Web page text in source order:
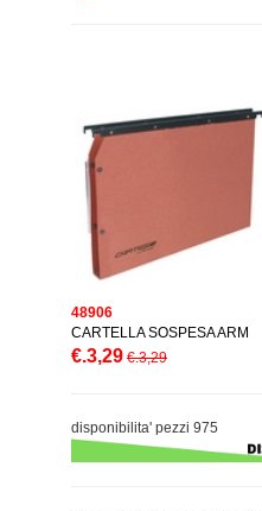
48906
CARTELLA SOSPESA ARM
€.3,29 €.3,29
disponibilita' pezzi 975